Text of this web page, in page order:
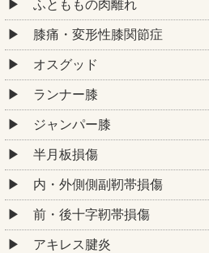
ふとももの肉離れ
膝痛・変形性膝関節症
オスグッド
ランナー膝
ジャンパー膝
半月板損傷
内・外側側副靭帯損傷
前・後十字靭帯損傷
アキレス腱炎